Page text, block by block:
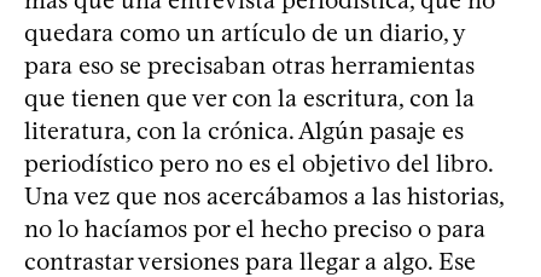
quedara como un artículo de un diario, y
para eso se precisaban otras herramientas
que tienen que ver con la escritura, con la
literatura, con la crónica. Algún pasaje es
periodístico pero no es el objetivo del libro.
Una vez que nos acercábamos a las historias,
no lo hacíamos por el hecho preciso o para
contrastar versiones para llegar a algo. Ese